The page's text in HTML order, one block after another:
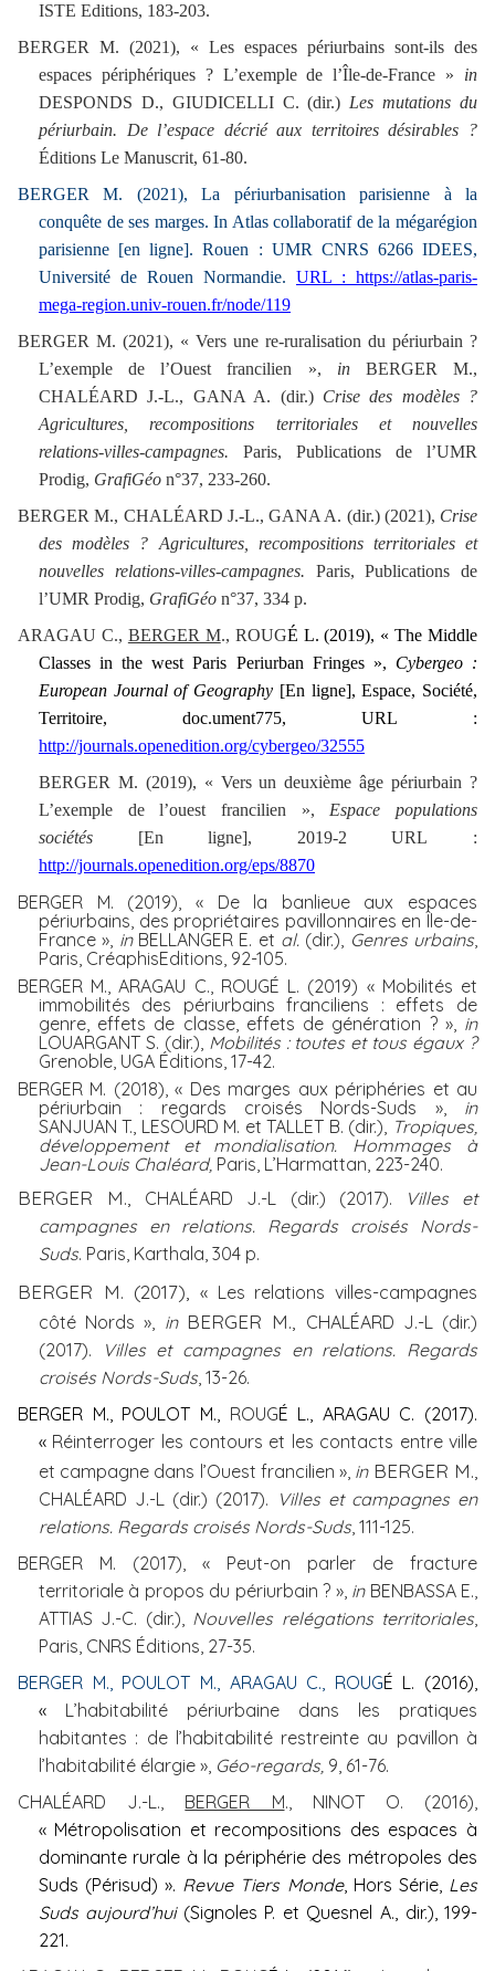
ISTE Editions, 183-203.
BERGER M. (2021), « Les espaces périurbains sont-ils des
espaces périphériques ? L’exemple de l’Île-de-France » in
DESPONDS D., GIUDICELLI C. (dir.) Les mutations du
périurbain. De l’espace décrié aux territoires désirables ?
Éditions Le Manuscrit, 61-80.
BERGER M. (2021), La périurbanisation parisienne à la
conquête de ses marges. In Atlas collaboratif de la mégarégion
parisienne [en ligne]. Rouen : UMR CNRS 6266 IDEES,
Université de Rouen Normandie. URL : https://atlas-paris-
mega-region.univ-rouen.fr/node/119
BERGER M. (2021), « Vers une re-ruralisation du périurbain ?
L’exemple de l’Ouest francilien », in BERGER M.,
CHALÉARD J.-L., GANA A. (dir.) Crise des modèles ?
Agricultures, recompositions territoriales et nouvelles
relations-villes-campagnes. Paris, Publications de l’UMR
Prodig, GrafiGéo n°37, 233-260.
BERGER M., CHALÉARD J.-L., GANA A. (dir.) (2021), Crise
des modèles ? Agricultures, recompositions territoriales et
nouvelles relations-villes-campagnes. Paris, Publications de
l’UMR Prodig, GrafiGéo n°37, 334 p.
ARAGAU C., BERGER M., ROUGÉ L. (2019), « The Middle
Classes in the west Paris Periurban Fringes », Cybergeo :
European Journal of Geography [En ligne], Espace, Société,
Territoire, doc.ument775, URL :
http://journals.openedition.org/cybergeo/32555
BERGER M. (2019), « Vers un deuxième âge périurbain ?
L’exemple de l’ouest francilien », Espace populations
sociétés [En ligne], 2019-2 URL :
http://journals.openedition.org/eps/8870
BERGER M. (2019), « De la banlieue aux espaces
périurbains, des propriétaires pavillonnaires en Île-de-
France », in BELLANGER E. et al. (dir.), Genres urbains,
Paris, CréaphisEditions, 92-105.
BERGER M., ARAGAU C., ROUGÉ L. (2019) « Mobilités et
immobilités des périurbains franciliens : effets de
genre, effets de classe, effets de génération ? », in
LOUARGANT S. (dir.), Mobilités : toutes et tous égaux ?
Grenoble, UGA Éditions, 17-42.
BERGER M. (2018), « Des marges aux périphéries et au
périurbain : regards croisés Nords-Suds », in
SANJUAN T., LESOURD M. et TALLET B. (dir.), Tropiques,
développement et mondialisation. Hommages à
Jean-Louis Chaléard, Paris, L’Harmattan, 223-240.
BERGER M., CHALÉARD J.-L (dir.) (2017).
Villes et
campagnes en relations. Regards croisés Nords-
Suds. Paris, Karthala, 304 p.
BERGER M. (2017), « Les relations villes-campagnes
côté Nords », in BERGER M., CHALÉARD J.-L (dir.)
(2017).
Villes et campagnes en relations. Regards
croisés Nords-Suds, 13-26.
BERGER M., POULOT M., ROUGÉ L., ARAGAU C. (2017).
« Réinterroger les contours et les contacts entre ville
et campagne dans l’Ouest francilien », in BERGER M.,
CHALÉARD J.-L (dir.) (2017). Villes et campagnes en
relations. Regards croisés Nords-Suds, 111-125.
BERGER M. (2017), « Peut-on parler de fracture
territoriale à propos du périurbain ? », in BENBASSA E.,
ATTIAS J.-C. (dir.), Nouvelles relégations territoriales,
Paris, CNRS Éditions, 27-35.
BERGER M., POULOT M., ARAGAU C., ROUGÉ L. (2016),
« L’habitabilité périurbaine dans les pratiques
habitantes : de l’habitabilité restreinte au pavillon à
l’habitabilité élargie », Géo-regards, 9, 61-76.
CHALÉARD J.-L., BERGER M., NINOT O. (2016),
« Métropolisation et recompositions des espaces à
dominante rurale à la périphérie des métropoles des
Suds (Périsud) ». Revue Tiers Monde, Hors Série, Les
Suds aujourd’hui (Signoles P. et Quesnel A., dir.), 199-
221.